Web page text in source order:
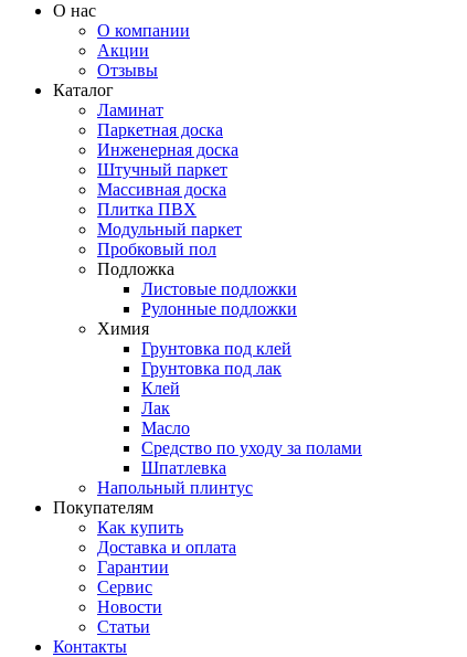
О нас
О компании
Акции
Отзывы
Каталог
Ламинат
Паркетная доска
Инженерная доска
Штучный паркет
Массивная доска
Плитка ПВХ
Модульный паркет
Пробковый пол
Подложка
Листовые подложки
Рулонные подложки
Химия
Грунтовка под клей
Грунтовка под лак
Клей
Лак
Масло
Средство по уходу за полами
Шпатлевка
Напольный плинтус
Покупателям
Как купить
Доставка и оплата
Гарантии
Сервис
Новости
Статьи
Контакты